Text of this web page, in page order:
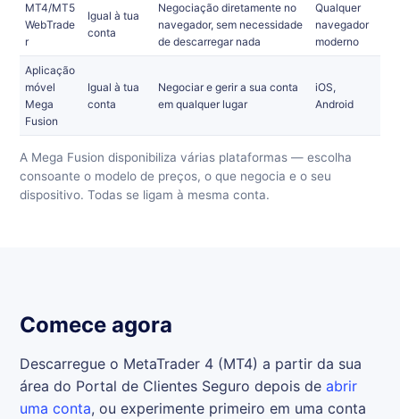
MT4/MT5
WebTrade
r
Igual à tua
conta
Negociação diretamente no
navegador, sem necessidade
de descarregar nada
Qualquer
navegador
moderno
Aplicação
móvel
Mega
Fusion
Igual à tua
conta
Negociar e gerir a sua conta
em qualquer lugar
iOS,
Android
A Mega Fusion disponibiliza várias plataformas — escolha
consoante o modelo de preços, o que negocia e o seu
dispositivo. Todas se ligam à mesma conta.
Comece agora
Descarregue o MetaTrader 4 (MT4) a partir da sua
área do Portal de Clientes Seguro depois de abrir
uma conta, ou experimente primeiro em uma conta